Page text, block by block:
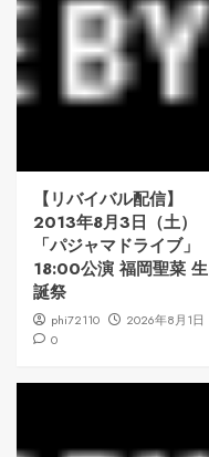
【リバイバル配信】
2013年8月3日（土）
「パジャマドライブ」
18:00公演 福岡聖菜 生
誕祭
phi72110
2026年8月1日
0